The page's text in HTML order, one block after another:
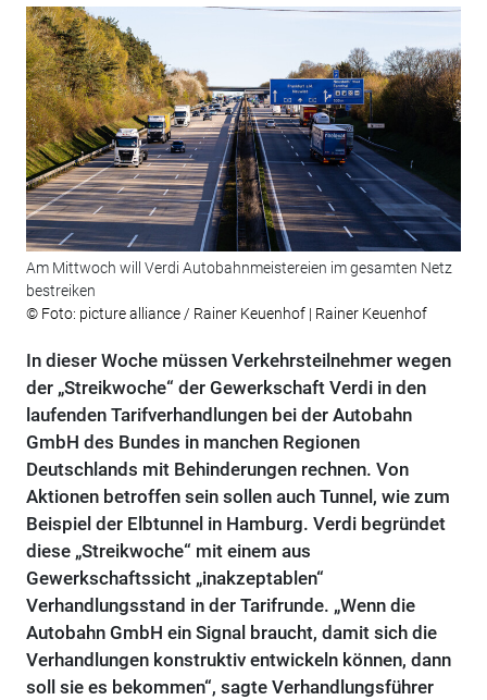
Am Mittwoch will Verdi Autobahnmeistereien im gesamten Netz
bestreiken
© Foto: picture alliance / Rainer Keuenhof | Rainer Keuenhof
In dieser Woche müssen Verkehrsteilnehmer wegen
der „Streikwoche“ der Gewerkschaft Verdi in den
laufenden Tarifverhandlungen bei der Autobahn
GmbH des Bundes in manchen Regionen
Deutschlands mit Behinderungen rechnen. Von
Aktionen betroffen sein sollen auch Tunnel, wie zum
Beispiel der Elbtunnel in Hamburg. Verdi begründet
diese „Streikwoche“ mit einem aus
Gewerkschaftssicht „inakzeptablen“
Verhandlungsstand in der Tarifrunde. „Wenn die
Autobahn GmbH ein Signal braucht, damit sich die
Verhandlungen konstruktiv entwickeln können, dann
soll sie es bekommen“, sagte Verhandlungsführer